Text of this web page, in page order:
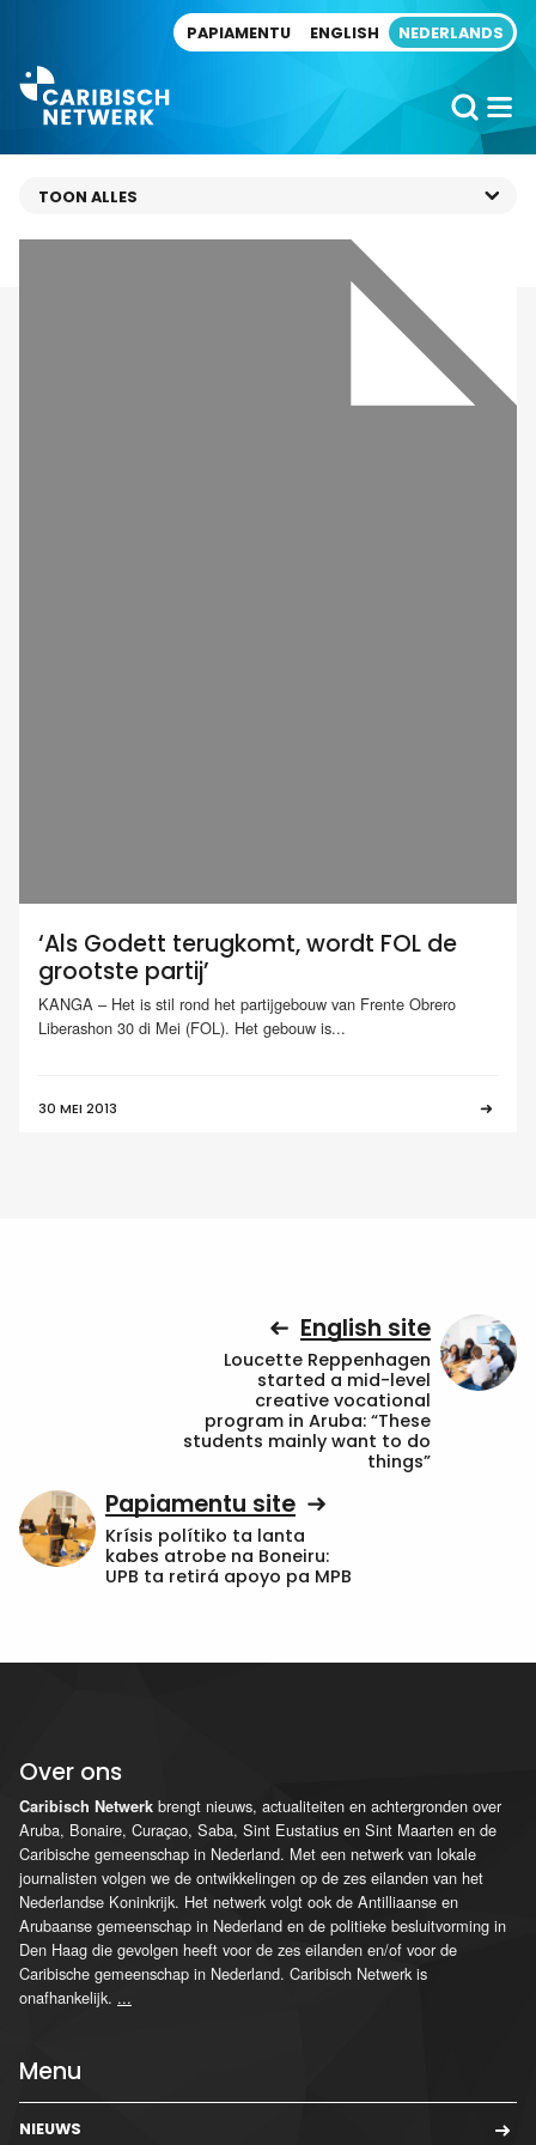
PAPIAMENTU ENGLISH NEDERLANDS
‘Als Godett terugkomt, wordt FOL de
grootste partij’
KANGA – Het is stil rond het partijgebouw van Frente Obrero
Liberashon 30 di Mei (FOL). Het gebouw is...
30 MEI 2013
English site
Loucette Reppenhagen
started a mid-level
creative vocational
program in Aruba: “These
students mainly want to do
things”
Papiamentu site
Krísis polítiko ta lanta
kabes atrobe na Boneiru:
UPB ta retirá apoyo pa MPB
Over ons
Caribisch Netwerk brengt nieuws, actualiteiten en achtergronden over
Aruba, Bonaire, Curaçao, Saba, Sint Eustatius en Sint Maarten en de
Caribische gemeenschap in Nederland. Met een netwerk van lokale
journalisten volgen we de ontwikkelingen op de zes eilanden van het
Nederlandse Koninkrijk. Het netwerk volgt ook de Antilliaanse en
Arubaanse gemeenschap in Nederland en de politieke besluitvorming in
Den Haag die gevolgen heeft voor de zes eilanden en/of voor de
Caribische gemeenschap in Nederland. Caribisch Netwerk is
onafhankelijk. ...
Menu
NIEUWS